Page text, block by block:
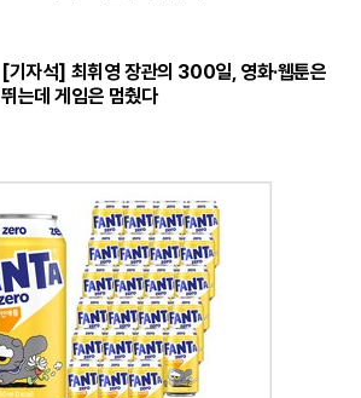
[기자석] 최휘영 장관의 300일, 영화·웹툰은
뛰는데 게임은 멈췄다